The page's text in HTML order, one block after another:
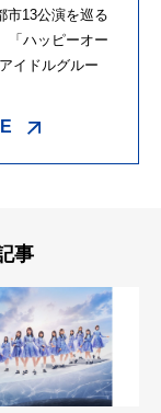
市13公演を巡る
「ハッピーオー
イドルグルー
事